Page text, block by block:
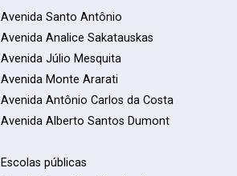
Avenida Santo Antônio
Avenida Analice Sakatauskas
Avenida Júlio Mesquita
Avenida Monte Ararati
Avenida Antônio Carlos da Costa
Avenida Alberto Santos Dumont
Escolas públicas